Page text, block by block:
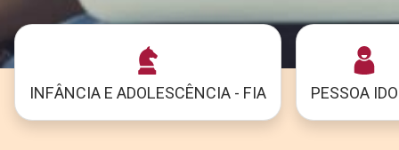
INFÂNCIA E ADOLESCÊNCIA - FIA PESSOA